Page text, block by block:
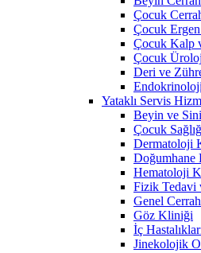
Çocuk
Çocuk Ergen
Çocuk Kalp
Çocuk
Deri ve
Yataklı Servis
Beyin ve
Çocuk
Dermatoloji
Doğumhane
Hematoloji
Fizik Tedavi
Genel
Göz Kliniği
İç
Jinekolojik